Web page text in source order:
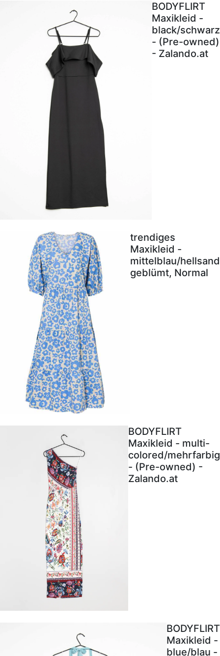
BODYFLIRT
Maxikleid -
black/schwarz
- (Pre-owned)
- Zalando.at
trendiges
Maxikleid -
mittelblau/hellsand
geblümt, Normal
BODYFLIRT
Maxikleid - multi-
colored/mehrfarbig
- (Pre-owned) -
Zalando.at
BODYFLIRT
Maxikleid -
blue/blau -